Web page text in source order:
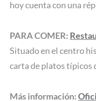
hoy cuenta con una
PARA COMER:
Situado en el centro
carta de platos típicos
Más información: